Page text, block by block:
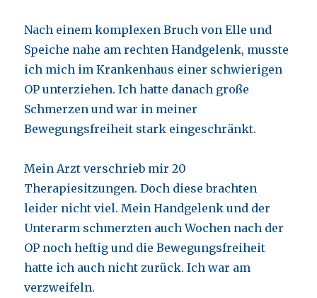
Nach einem komplexen Bruch von Elle und
Speiche nahe am rechten Handgelenk, musste
ich mich im Krankenhaus einer schwierigen
OP unterziehen. Ich hatte danach große
Schmerzen und war in meiner
Bewegungsfreiheit stark eingeschränkt.
Mein Arzt verschrieb mir 20
Therapiesitzungen. Doch diese brachten
leider nicht viel. Mein Handgelenk und der
Unterarm schmerzten auch Wochen nach der
OP noch heftig und die Bewegungsfreiheit
hatte ich auch nicht zurück. Ich war am
verzweifeln.